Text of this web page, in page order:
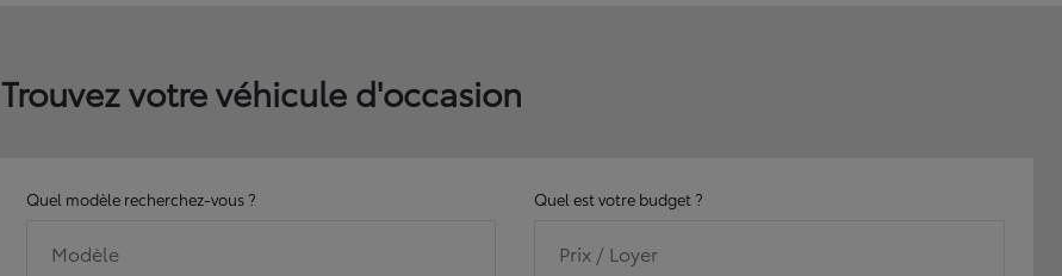
Trouvez votre véhicule d'occasion
Quel modèle recherchez-vous ?
Modèle
Quel est votre budget ?
Prix / Loyer